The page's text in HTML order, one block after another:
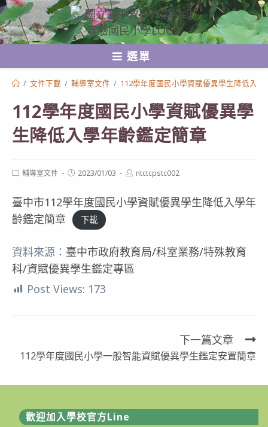
跳
轉
至
選單
/ 文件下載 / 輔導室文件 / 112學年度國民小學資賦優異學生降低入學
112學年度國民小學資賦優異學
生降低入學年齡鑑定簡章
Post輔導室文件
Post2023/01/03
Postntctcpstc002
臺中市112學年度國民小學資賦優異學生降低入學年
齡鑑定簡章
下載
資料來源： 臺中市政府教育局/科室業務/特殊教育
科/資賦優異學生鑑定專區
Post Views: 173
more
articles
下一篇文章
112學年度國民小學一般智能資賦優異學生鑑定安置簡章
歡迎加入學校官方Line